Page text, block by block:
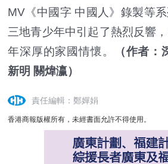
MV《中國字 中國人》錄製等
三地青少年中引起了熱烈反響
年深厚的家國情懷。
（作者
新明 關煒瀛）
責任編輯：鄭嬋娟
香港商報版權所有，未經書面允許不得使用。